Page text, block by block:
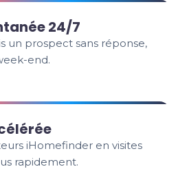
24/7
un prospect sans réponse,
end.
iHomefinder en visites
rapidement.